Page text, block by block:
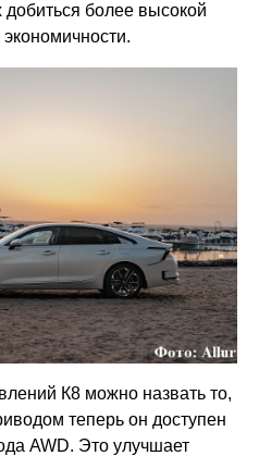
более высокой
К8 можно назвать то,
теперь он доступен
AWD. Это улучшает